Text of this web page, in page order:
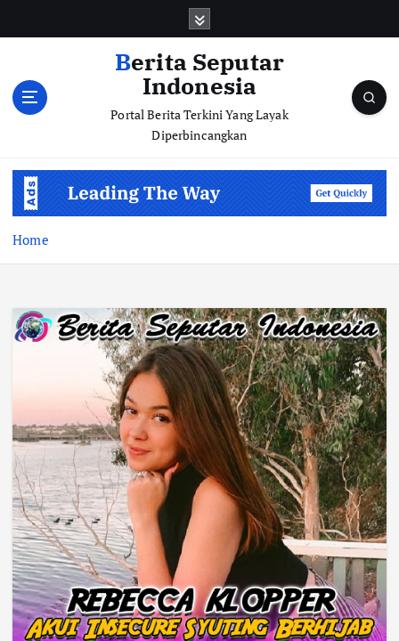
Berita Seputar
Indonesia
Portal Berita Terkini Yang Layak
Diperbincangkan
Home